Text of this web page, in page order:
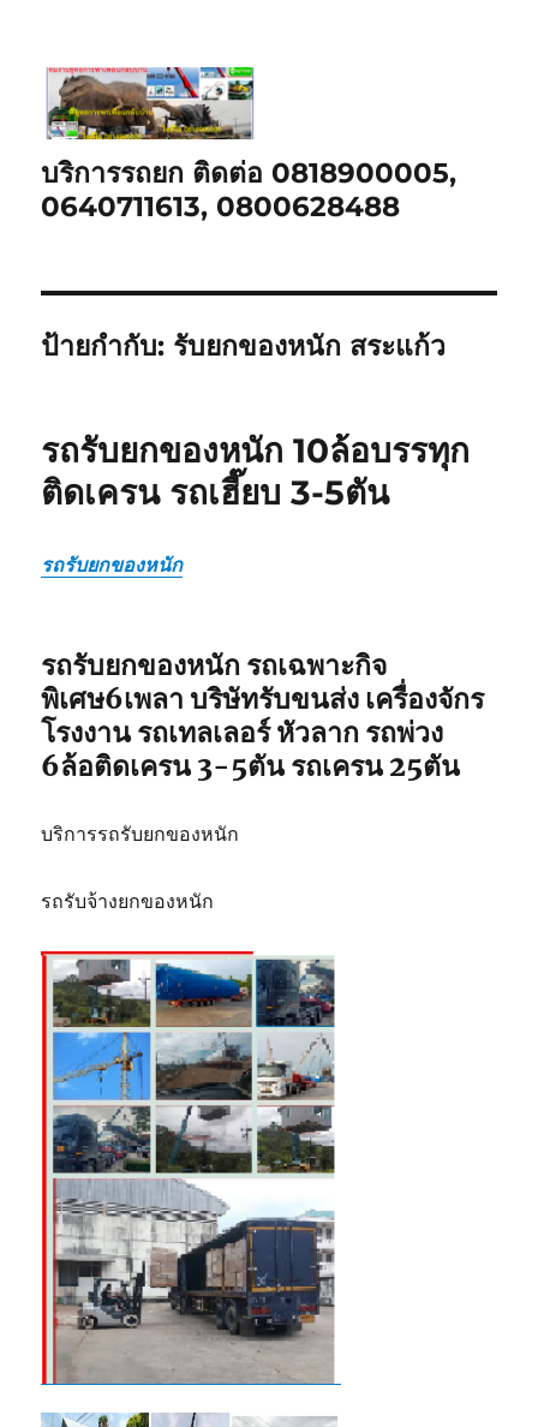
บริการรถยก ติดต่อ 0818900005,
0640711613, 0800628488
ป้ายกำกับ: รับยกของหนัก สระแก้ว
รถรับยกของหนัก 10ล้อบรรทุก
ติดเครน รถเฮี๊ยบ 3-5ตัน
รถรับยกของหนัก
รถรับยกของหนัก รถเฉพาะกิจ
พิเศษ6เพลา บริษัทรับขนส่ง เครื่องจักร
โรงงาน รถเทลเลอร์ หัวลาก รถพ่วง
6ล้อติดเครน 3-5ตัน รถเครน 25ตัน
บริการรถรับยกของหนัก
รถรับจ้างยกของหนัก